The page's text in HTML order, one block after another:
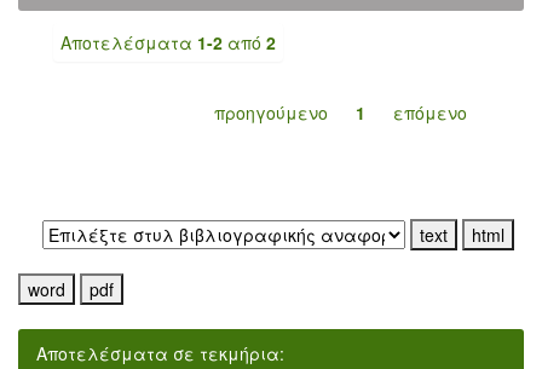
Αποτελέσματα 1-2 από 2
προηγούμενο 1 επόμενο
Αποτελέσματα σε τεκμήρια: